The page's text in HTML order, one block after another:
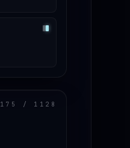
175 / 1128